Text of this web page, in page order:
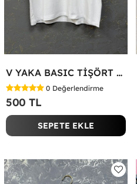
V YAKA BASIC TİŞÖRT Beyaz
0 Değerlendirme
500 TL
SEPETE EKLE